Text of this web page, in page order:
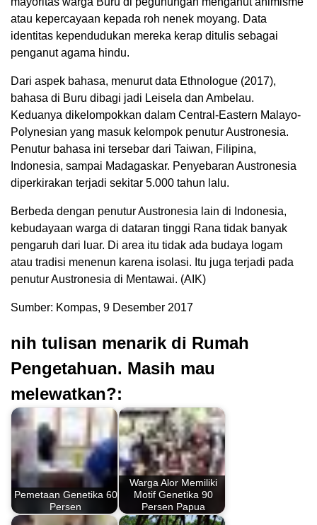
atau kepercayaan kepada roh nenek moyang. Data
identitas kependudukan mereka kerap ditulis sebagai
penganut agama hindu.
Dari aspek bahasa, menurut data Ethnologue (2017),
bahasa di Buru dibagi jadi Leisela dan Ambelau.
Keduanya dikelompokkan dalam Central-Eastern Malayo-
Polynesian yang masuk kelompok penutur Austronesia.
Penutur bahasa ini tersebar dari Taiwan, Filipina,
Indonesia, sampai Madagaskar. Penyebaran Austronesia
diperkirakan terjadi sekitar 5.000 tahun lalu.
Berbeda dengan penutur Austronesia lain di Indonesia,
kebudayaan warga di dataran tinggi Rana tidak banyak
pengaruh dari luar. Di area itu tidak ada budaya logam
atau tradisi menenun karena isolasi. Itu juga terjadi pada
penutur Austronesia di Mentawai. (AIK)
Sumber: Kompas, 9 Desember 2017
nih tulisan menarik di Rumah
Pengetahuan. Masih mau
melewatkan?:
Pemetaan Genetika 60
Persen
Warga Alor Memiliki
Motif Genetika 90
Persen Papua